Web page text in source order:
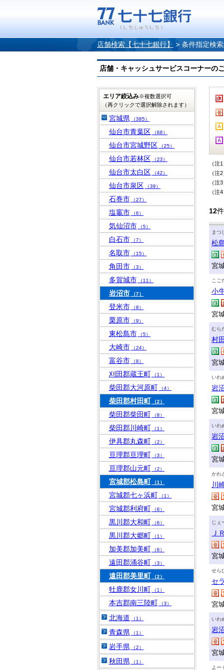
店舗検索【七十七銀行】 > 条件指定検
店舗・キャッシュサービスコーナー
（注
（注
（注
（注
12
まつ
松
宮
こご
小
宮
むら
村
宮
いわ
岩
宮
いわ
岩
宮
かわ
川
宮
じぇ
Ｊ
宮
せら
セ
宮
いわ
岩
宮
よー
エリア絞込み※複数選択可
（再クリックで選択解除されます）
宮城県 （385）
仙台市青葉区 （68）
仙台市宮城野区 （25）
仙台市若林区 （23）
仙台市太白区 （42）
仙台市泉区 （39）
石巻市 （27）
塩竈市 （6）
気仙沼市 （5）
白石市 （7）
名取市 （15）
角田市 （3）
多賀城市 （11）
岩沼市 （7）
登米市 （8）
栗原市 （9）
東松島市 （5）
大崎市 （24）
富谷市 （8）
刈田郡蔵王町 （1）
柴田郡大河原町 （4）
柴田郡村田町 （2）
柴田郡柴田町 （8）
柴田郡川崎町 （1）
伊具郡丸森町 （2）
亘理郡亘理町 （3）
亘理郡山元町 （2）
宮城郡松島町 （1）
宮城郡七ヶ浜町 （1）
宮城郡利府町 （6）
黒川郡大和町 （6）
黒川郡大郷町 （1）
加美郡加美町 （6）
遠田郡涌谷町 （3）
遠田郡美里町 （2）
牡鹿郡女川町 （1）
本吉郡南三陸町 （3）
北海道 （1）
青森県 （1）
岩手県 （2）
秋田県 （1）